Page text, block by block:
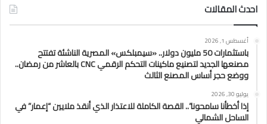
احدث المقالات
أغسطس 1, 2026
باستثمارات 50 مليون دولار.. «سيمبلكس» المصرية الناشئة تفتتح
مصنعها الجديد لتصنيع ماكينات التحكم الرقمي CNC بالعاشر من رمضان..
ووضع حجر أساس المصنع الثالث
يوليو 30, 2026
إذا أخطأنا سامحونا”.. القصة الكاملة للاعتذار الذي أنقذ ملايين “إعمار” في
الساحل الشمالي